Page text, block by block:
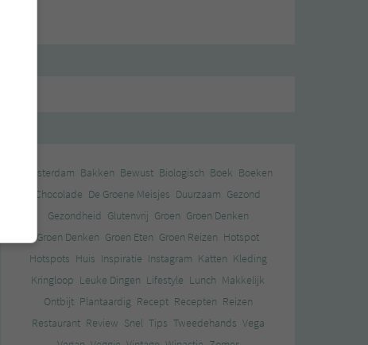
Amsterdam Bakken Bewust Biologisch Boek Boeken
Chocolade De Groene Meisjes Duurzaam Gezond
Gezondheid Glutenvrij Groen Groen Denken
Groen Denken Groen Eten Groen Reizen Hotspot
Hotspots Huis Inspiratie Instagram Katten Kleding
Kringloop Leuke Dingen Lifestyle Lunch Makkelijk
Ontbijt Plantaardig Recept Recepten Reizen
Restaurant Review Snel Tips Tweedehands Vega